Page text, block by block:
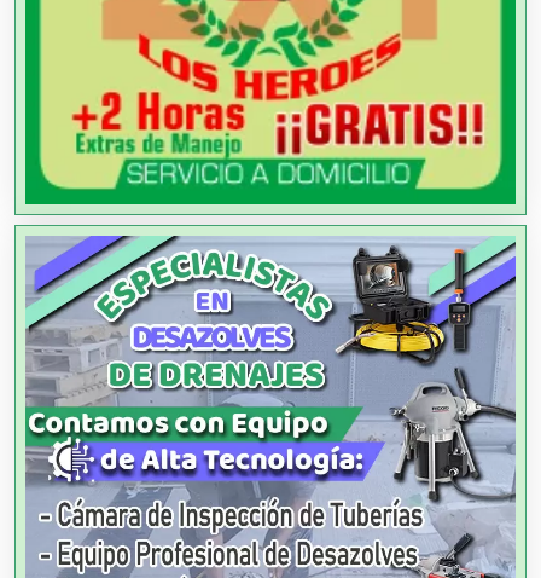
Ambulancias
Análisis Clínicos
Análisis de Aguas
Animadores de Eventos
Aparatos y Equipos Eléctricos
Arquitectos
Artes Gráficas